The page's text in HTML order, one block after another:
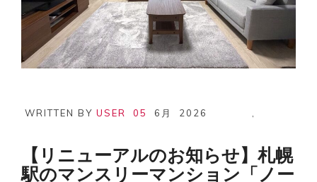
WRITTEN BY USER 05 6月 2026
【リニューアルのお知らせ】札幌
駅のマンスリーマンション「ノー